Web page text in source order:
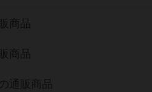
商品
商品
通販商品